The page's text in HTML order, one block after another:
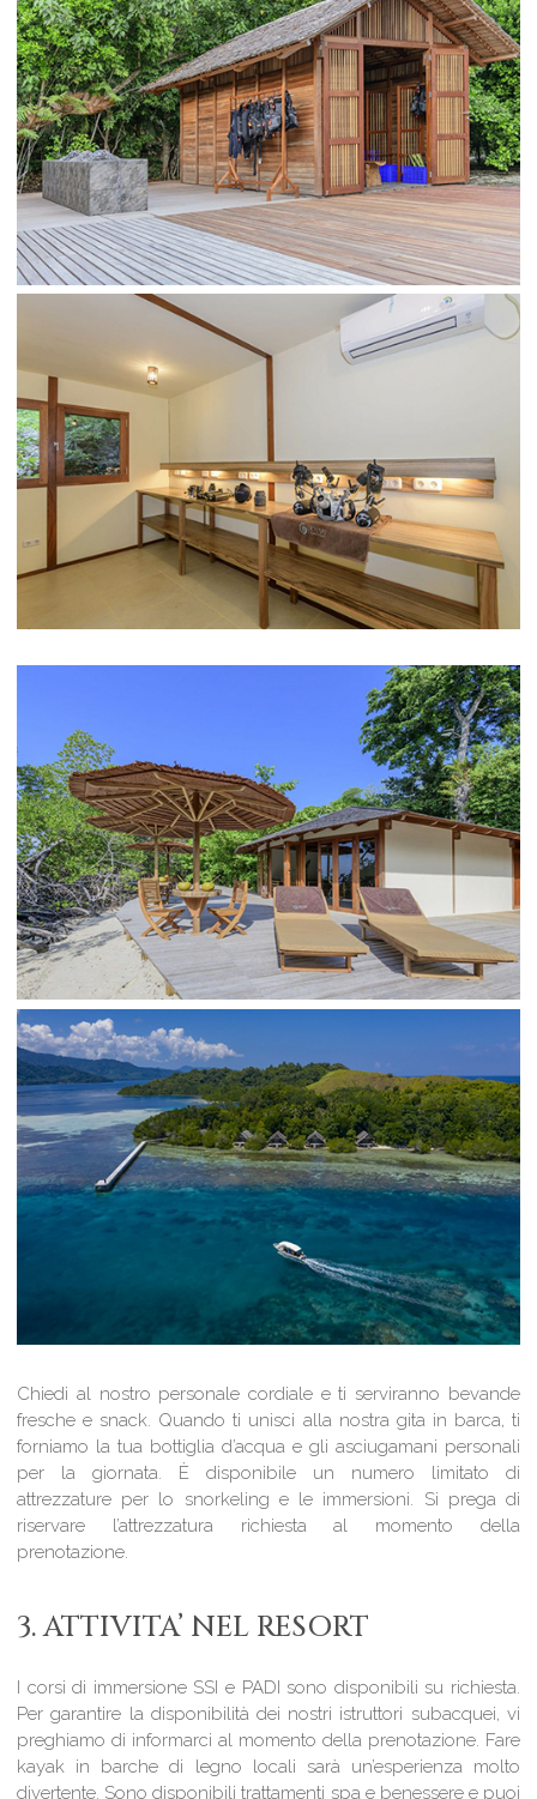
Chiedi al nostro personale cordiale e ti serviranno bevande
fresche e snack. Quando ti unisci alla nostra gita in barca, ti
forniamo la tua bottiglia d’acqua e gli asciugamani personali
per la giornata. È disponibile un numero limitato di
attrezzature per lo snorkeling e le immersioni. Si prega di
riservare l’attrezzatura richiesta al momento della
prenotazione.
3. ATTIVITA’ NEL RESORT
I corsi di immersione SSI e PADI sono disponibili su richiesta.
Per garantire la disponibilità dei nostri istruttori subacquei, vi
preghiamo di informarci al momento della prenotazione. Fare
kayak in barche di legno locali sarà un’esperienza molto
divertente. Sono disponibili trattamenti spa e benessere e puoi